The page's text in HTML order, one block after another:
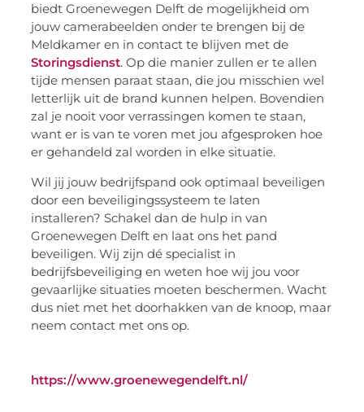
biedt Groenewegen Delft de mogelijkheid om
jouw camerabeelden onder te brengen bij de
Meldkamer en in contact te blijven met de
Storingsdienst. Op die manier zullen er te allen
tijde mensen paraat staan, die jou misschien wel
letterlijk uit de brand kunnen helpen. Bovendien
zal je nooit voor verrassingen komen te staan,
want er is van te voren met jou afgesproken hoe
er gehandeld zal worden in elke situatie.
Wil jij jouw bedrijfspand ook optimaal beveiligen
door een beveiligingssysteem te laten
installeren? Schakel dan de hulp in van
Groenewegen Delft en laat ons het pand
beveiligen. Wij zijn dé specialist in
bedrijfsbeveiliging en weten hoe wij jou voor
gevaarlijke situaties moeten beschermen. Wacht
dus niet met het doorhakken van de knoop, maar
neem contact met ons op.
https://www.groenewegendelft.nl/